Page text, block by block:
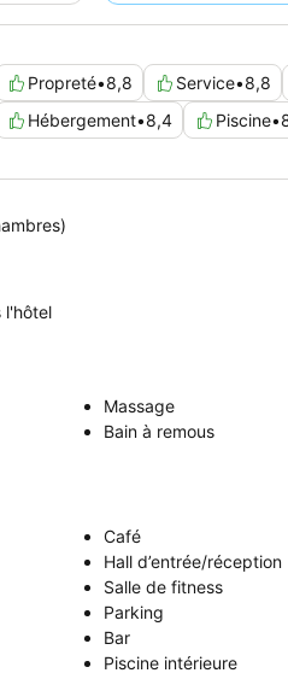
piscine privéeou un
Propreté•8,8 Service•8,8
Hébergement•8,4 Piscine•
l'hôtel
Massage
Bain à remous
Café
Hall d’entrée/réception
Salle de fitness
Parking
Bar
Piscine intérieure